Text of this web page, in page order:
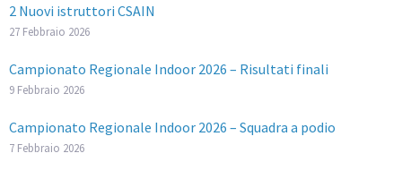
2 Nuovi istruttori CSAIN
27 Febbraio 2026
Campionato Regionale Indoor 2026 – Risultati finali
9 Febbraio 2026
Campionato Regionale Indoor 2026 – Squadra a podio
7 Febbraio 2026